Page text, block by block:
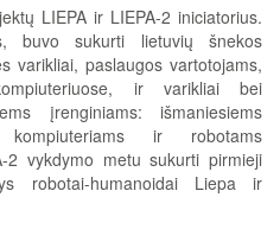
LIEPA ir LIEPA-2 iniciatorius.
buvo sukurti lietuvių šnekos
varikliai, paslaugos vartotojams,
ir varikliai bei
įrenginiams: išmaniesiems
kompiuteriams ir robotams
2 vykdymo metu sukurti pirmieji
robotai-humanoidai Liepa ir